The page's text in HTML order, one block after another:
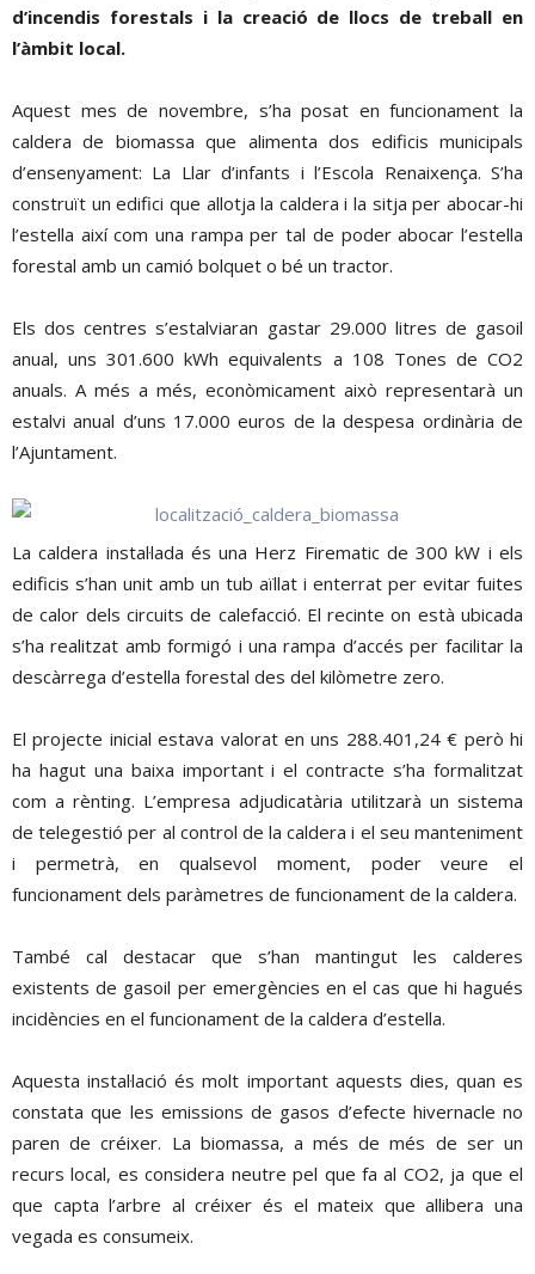
d’incendis forestals i la creació de llocs de treball en
l’àmbit local.
Aquest mes de novembre, s’ha posat en funcionament la
caldera de biomassa que alimenta dos edificis municipals
d’ensenyament: La Llar d’infants i l’Escola Renaixença. S’ha
construït un edifici que allotja la caldera i la sitja per abocar-hi
l’estella així com una rampa per tal de poder abocar l’estella
forestal amb un camió bolquet o bé un tractor.
Els dos centres s’estalviaran gastar 29.000 litres de gasoil
anual, uns 301.600 kWh equivalents a 108 Tones de CO2
anuals. A més a més, econòmicament això representarà un
estalvi anual d’uns 17.000 euros de la despesa ordinària de
l’Ajuntament.
La caldera instal·lada és una Herz Firematic de 300 kW i els
edificis s’han unit amb un tub aïllat i enterrat per evitar fuites
de calor dels circuits de calefacció. El recinte on està ubicada
s’ha realitzat amb formigó i una rampa d’accés per facilitar la
descàrrega d’estella forestal des del kilòmetre zero.
El projecte inicial estava valorat en uns 288.401,24 € però hi
ha hagut una baixa important i el contracte s’ha formalitzat
com a rènting. L’empresa adjudicatària utilitzarà un sistema
de telegestió per al control de la caldera i el seu manteniment
i permetrà, en qualsevol moment, poder veure el
funcionament dels paràmetres de funcionament de la caldera.
També cal destacar que s’han mantingut les calderes
existents de gasoil per emergències en el cas que hi hagués
incidències en el funcionament de la caldera d’estella.
Aquesta instal·lació és molt important aquests dies, quan es
constata que les emissions de gasos d’efecte hivernacle no
paren de créixer. La biomassa, a més de més de ser un
recurs local, es considera neutre pel que fa al CO2, ja que el
que capta l’arbre al créixer és el mateix que allibera una
vegada es consumeix.